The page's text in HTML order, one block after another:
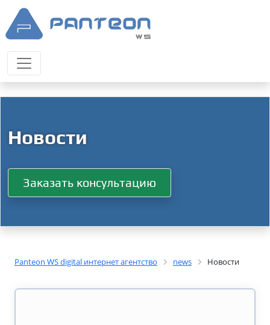
Новости
Заказать консультацию
Panteon WS digital интернет агентство news Новости